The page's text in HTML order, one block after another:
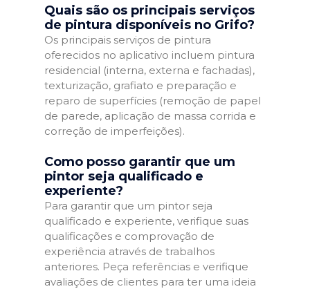
Quais são os principais serviços
de pintura disponíveis no Grifo?
Os principais serviços de pintura
oferecidos no aplicativo incluem pintura
residencial (interna, externa e fachadas),
texturização, grafiato e preparação e
reparo de superfícies (remoção de papel
de parede, aplicação de massa corrida e
correção de imperfeições).
Como posso garantir que um
pintor seja qualificado e
experiente?
Para garantir que um pintor seja
qualificado e experiente, verifique suas
qualificações e comprovação de
experiência através de trabalhos
anteriores. Peça referências e verifique
avaliações de clientes para ter uma ideia